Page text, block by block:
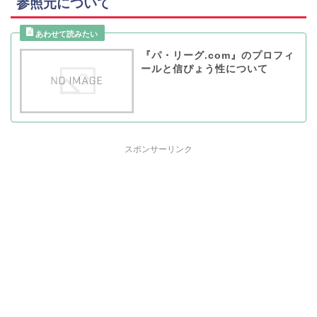
参照元について
『パ・リーグ.com』のプロフィ
ールと信ぴょう性について
スポンサーリンク